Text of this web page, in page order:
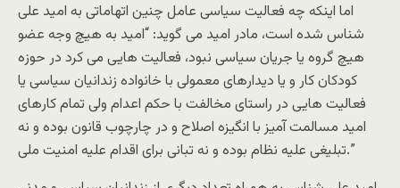
اما اینکه چه فعالیت سیاسى عامل چنین اتهاماتى به امید على
شناس شده است، مادر امید مى گوید: “امید به هیچ وجه عضو
هیچ گروه یا جریان سیاسى نبود، فعالیت هایى مى کرد در حوزه
کودکان کار و یا دیدارهاى معمولى با خانواده زندانیان سیاسى یا
فعالیت هایى در راستاى مخالفت با حکم اعدام ولى تمام کارهاى
امید مسالمت آمیز با انگیزه اصلاح و در چارچوب قانون بوده و نه
تبلیغى علیه نظام بوده و نه تبانى براى اقدام علیه امنیت ملى.”